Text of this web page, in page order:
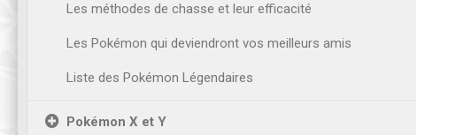
Les méthodes de chasse et leur efficacité
Les Pokémon qui deviendront vos meilleurs amis
Liste des Pokémon Légendaires
Pokémon X et Y